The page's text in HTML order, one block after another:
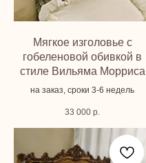
Мягкое изголовье с
гобеленовой обивкой в
стиле Вильяма Морриса
на заказ, сроки 3-6 недель
33 000 р.